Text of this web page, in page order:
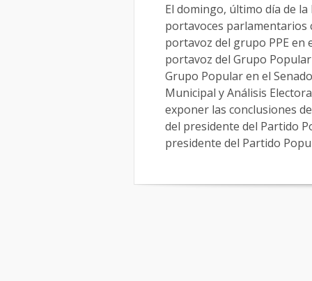
El domingo, último día de
portavoces
portavoz del grupo PPE en
portavoz del Grupo
Grupo Popular en el
Municipal y Análisis
exponer las conclusiones
del presidente del Partido
presidente del Partido